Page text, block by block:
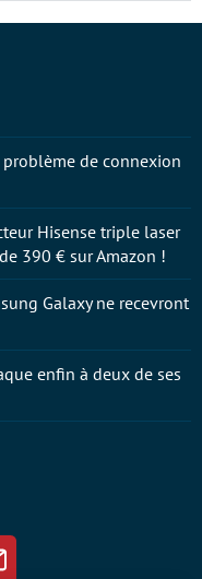
Newsletter
de connexion
Hisense triple laser
390 € sur Amazon !
Galaxy ne recevront
enfin à deux de ses